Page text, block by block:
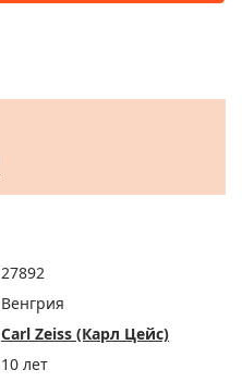
27892
Венгрия
Carl Zeiss (Карл Цейс)
10 лет